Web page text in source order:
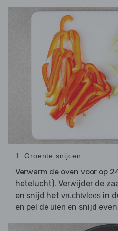
1. Groente snijden
Verwarm de oven voor op
hetelucht). Verwijder de
en snijd het vruchtvlees in
en pel de uien en snijd